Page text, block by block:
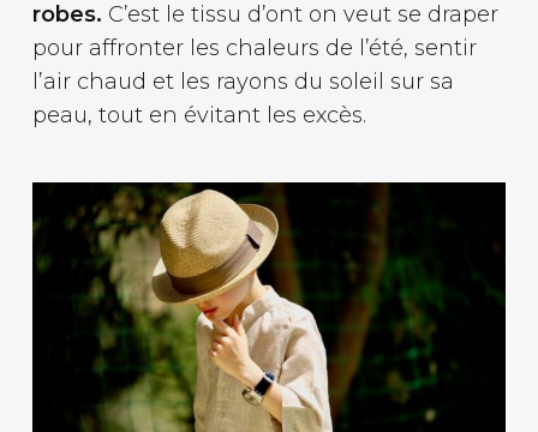
robes. C’est le tissu d’ont on veut se draper
pour affronter les chaleurs de l’été, sentir
l’air chaud et les rayons du soleil sur sa
peau, tout en évitant les excès.